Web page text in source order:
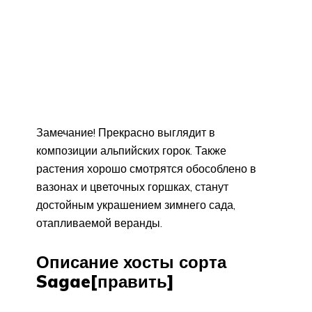
Замечание! Прекрасно выглядит в
композиции альпийских горок. Также
растения хорошо смотрятся обособлено в
вазонах и цветочных горшках, станут
достойным украшением зимнего сада,
отапливаемой веранды.
Описание хосты сорта
Sagae[править]